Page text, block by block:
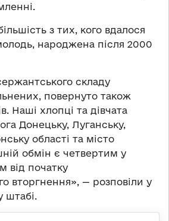
з тих, кого вдалося
народжена після 2000
складу
повернуто також
Наші хлопці та дівчата
Донецьку, Луганську,
області та місто
обмін є четвертим у
від початку
вторгнення», — розповіли у
штабі.